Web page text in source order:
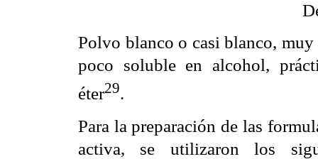
Polvo blanco o casi blanco,
poco soluble en alcohol,
éter29.
Para la preparación de las
activa, se utilizaron los